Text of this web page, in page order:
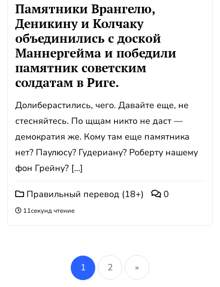
Памятники Врангелю,
Деникину и Колчаку
объединились с доской
Маннергейма и победили
памятник советским
солдатам в Риге.
Долиберастились, чего. Давайте еще, не
стесняйтесь. По щщам никто не даст —
демократия же. Кому там еще памятника
нет? Паулюсу? Гудериану? Роберту нашему
фон Грейну? […]
Правильный перевод (18+) 0
11секунд чтение
Пагинация
записей
1 2 »